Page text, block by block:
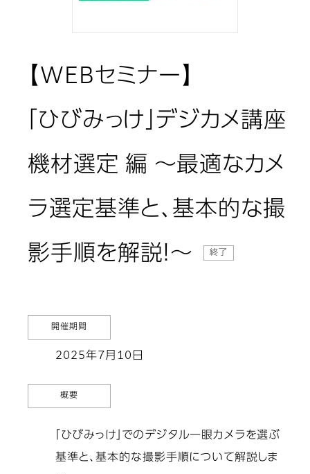
【WEBセミナー】
「ひびみっけ」デジカメ講座
機材選定 編 ～最適なカメ
ラ選定基準と、基本的な撮
影手順を解説！～
終了
開催期間
2025年7月10日
概要
「ひびみっけ」でのデジタル一眼カメラを選ぶ
基準と、基本的な撮影手順について解説しま